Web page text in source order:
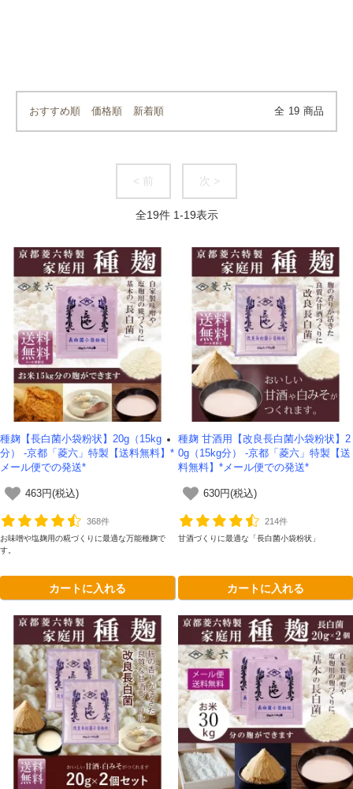
おすすめ順 価格順 新着順 全 19 商品
< 前 次 >
全19件 1-19表示
種麹【長白菌小袋粉状】20g（15kg
分） -京都「菱六」特製【送料無料】*
メール便での発送*
463円(税込)
368件
お味噌や塩麹用の糀づくりに最適な万能種麹で
す。
カートに入れる
種麹 甘酒用【改良長白菌小袋粉状】2
0g（15kg分） -京都「菱六」特製【送
料無料】*メール便での発送*
630円(税込)
214件
甘酒づくりに最適な「長白菌小袋粉状」
カートに入れる